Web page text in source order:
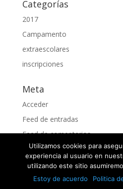
Categorías
2017
Campamento
extraescolares
inscripciones
Meta
Acceder
Feed de entradas
Feed de comentarios
WordPress.org
Utilizamos cookies para
experiencia al usuario en
utilizando este sitio
Estoy de acuerdo
Politica